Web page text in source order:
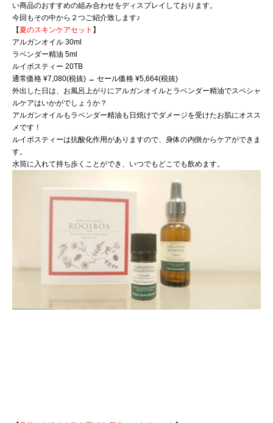
い商品のおすすめの組み合わせをディスプレイしておりま す。
今回もその中から２つご紹介致します♪
【夏のスキンケアセット 】
アルガンオイル 30ml
ラベンダー精油 5ml
ルイボスティー 20TB
通常価格 ¥7,080(税抜) → セール価格 ¥5,664(税抜)
外出した日は、お風呂上がりにアルガンオイルとラベンダー精油でスペシャ
ルケアはいかがでしょうか？
アルガンオイルもラベンダー精油も日焼けでダメージを受けたお肌にオスス
メです！
ルイボスティーは抗酸化作用がありますので、身体の内側からケアができま
す。
水筒に入れて持ち歩くことができ、いつでもどこでも飲めます。